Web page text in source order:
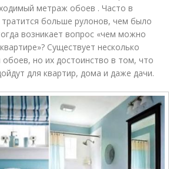
метраж обоев . Часто в
больше рулонов, чем было
возникает вопрос «чем можно
Существует несколько
но их достоинство в том, что
для квартир, дома и даже дачи.